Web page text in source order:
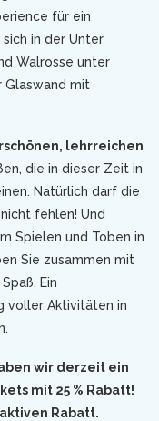
für ein
in der Unter
Walrosse unter
Glaswand mit
lehrreichen
die in dieser Zeit in
Natürlich darf die
fehlen! Und
Spielen und Toben in
Sie zusammen mit
Ein
voller Aktivitäten in
wir derzeit ein
mit 25 % Rabatt!
Rabatt.